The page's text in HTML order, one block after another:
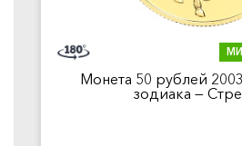
Монета 50 рублей
зодиака —